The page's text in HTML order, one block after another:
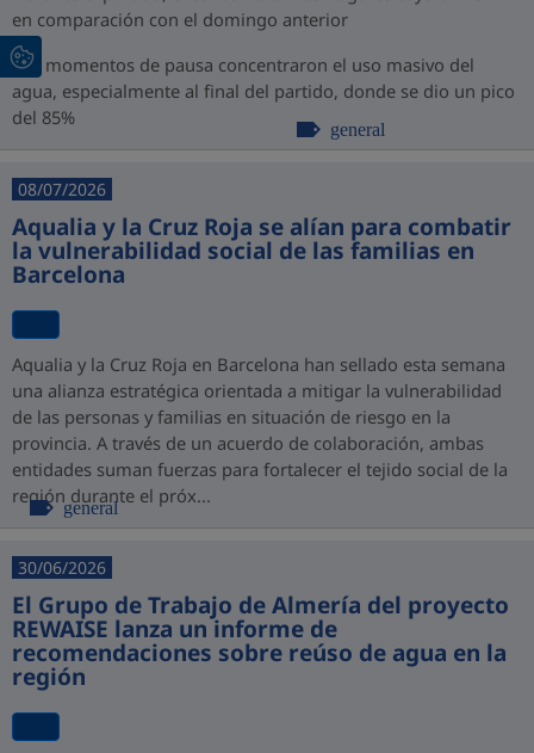
en comparación con el domingo anterior
Los momentos de pausa concentraron el uso masivo del
agua, especialmente al final del partido, donde se dio un pico
del 85%
general
08/07/2026
Aqualia y la Cruz Roja se alían para combatir
la vulnerabilidad social de las familias en
Barcelona
Aqualia y la Cruz Roja en Barcelona han sellado esta semana
una alianza estratégica orientada a mitigar la vulnerabilidad
de las personas y familias en situación de riesgo en la
provincia. A través de un acuerdo de colaboración, ambas
entidades suman fuerzas para fortalecer el tejido social de la
región durante el próx...
general
30/06/2026
El Grupo de Trabajo de Almería del proyecto
REWAISE lanza un informe de
recomendaciones sobre reúso de agua en la
región